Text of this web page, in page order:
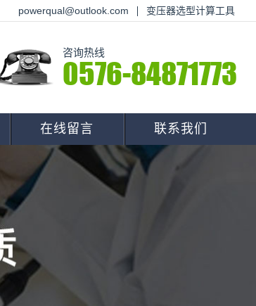
powerqual@outlook.com 变压器选型计算工具
咨询热线
0576-84871773
在线留言 联系我们